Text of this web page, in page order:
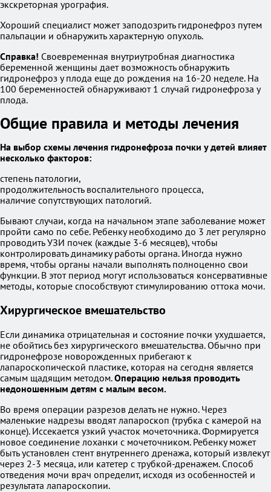
экскреторная урография.
Хороший специалист может заподозрить гидронефроз путем
пальпации и обнаружить характерную опухоль.
Справка! Своевременная внутриутробная диагностика
беременной женщины дает возможность обнаружить
гидронефроз у плода еще до рождения на 16-20 неделе. На
100 беременностей обнаруживают 1 случай гидронефроза у
плода.
Общие правила и методы лечения
На выбор схемы лечения гидронефроза почки у детей влияет
несколько факторов:
степень патологии,
продолжительность воспалительного процесса,
наличие сопутствующих патологий.
Бывают случаи, когда на начальном этапе заболевание может
пройти само по себе. Ребенку необходимо до 3 лет регулярно
проводить УЗИ почек (каждые 3-6 месяцев), чтобы
контролировать динамику работы органа. Иногда нужно
время, чтобы органы начали выполнять полноценно свои
функции. В этот период могут использоваться консервативные
методы, которые способствуют стимулированию оттока мочи.
Хирургическое вмешательство
Если динамика отрицательная и состояние почки ухудшается,
не обойтись без хирургического вмешательства. Обычно при
гидронефрозе новорожденных прибегают к
лапароскопической пластике, которая на сегодня является
самым щадящим методом.Операцию нельзя проводить
недоношенным детям с малым весом.
Во время операции разрезов делать не нужно. Через
маленькие надрезы вводят лапароскоп (трубка с камерой на
конце). Иссекается узкий участок мочеточника. Формируется
новое соединение лоханки с мочеточником. Ребенку может
быть установлен стент внутреннего дренажа, который извлекут
через 2-3 месяца, или катетер с трубкой-дренажем. Способ
отведения мочи врач определит, исходя из особенностей и
результата лапароскопии.